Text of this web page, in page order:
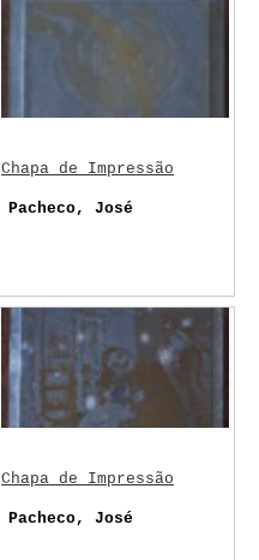
Chapa de Impressão
Pacheco, José
Chapa de Impressão
Pacheco, José